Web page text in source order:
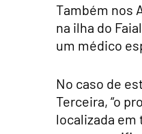
Também nos
na ilha do
um médico
No caso de
Terceira, “o
localizada em